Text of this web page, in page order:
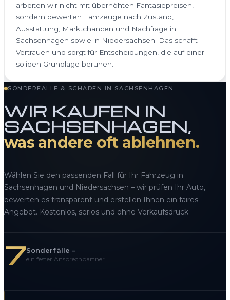
arbeiten wir nicht mit überhöhten Fantasiepreisen,
sondern bewerten Fahrzeuge nach Zustand,
Ausstattung, Marktchancen und Nachfrage in
Sachsenhagen sowie in Niedersachsen. Das schafft
Vertrauen und sorgt für Entscheidungen, die auf einer
soliden Grundlage beruhen.
SONDERFÄLLE & SCHÄDEN IN SACHSENHAGEN
WIR KAUFEN IN
SACHSENHAGEN,
was andere oft ablehnen.
Wählen Sie den passenden Fall für Ihr Fahrzeug in
Sachsenhagen und Niedersachsen – wir prüfen Ihr Auto,
bewerten es transparent und erstellen Ihnen ein faires
Angebot. Kostenlos, seriös und ohne Verkaufsdruck.
7Sonderfälle –
ein fester Ansprechpartner